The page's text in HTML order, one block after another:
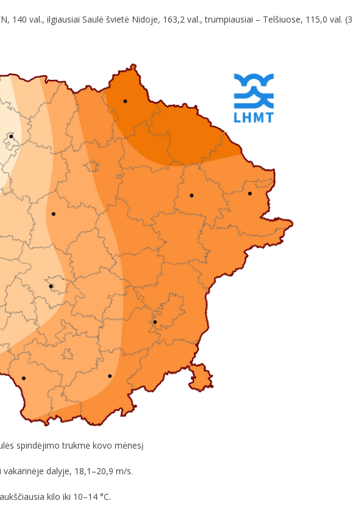
140 val., ilgiausiai Saulė švietė Nidoje, 163,2 val., trumpiausiai – Telšiuose, 115,0 val. (3
spindėjimo trukmė kovo mėnesį
dalyje, 18,1–20,9 m/s.
kilo iki 10–14 °C.